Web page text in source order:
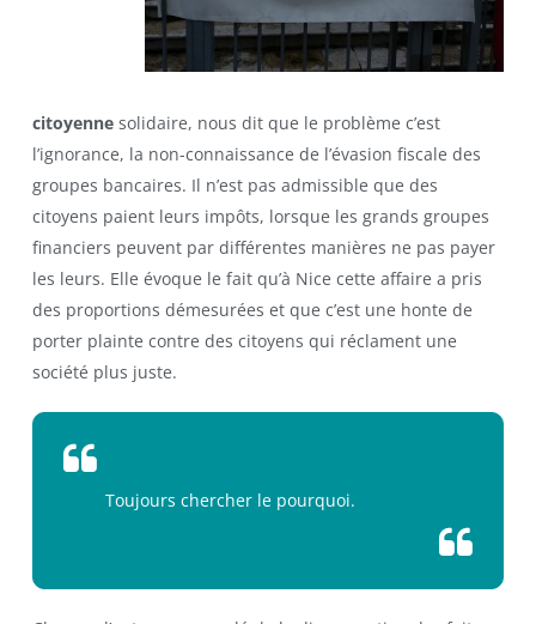
citoyenne solidaire, nous dit que le problème c’est
l’ignorance, la non-connaissance de l’évasion fiscale des
groupes bancaires. Il n’est pas admissible que des
citoyens paient leurs impôts, lorsque les grands groupes
financiers peuvent par différentes manières ne pas payer
les leurs. Elle évoque le fait qu’à Nice cette affaire a pris
des proportions démesurées et que c’est une honte de
porter plainte contre des citoyens qui réclament une
société plus juste.
Toujours chercher le pourquoi.